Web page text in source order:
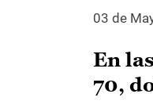
03 de
En
70,